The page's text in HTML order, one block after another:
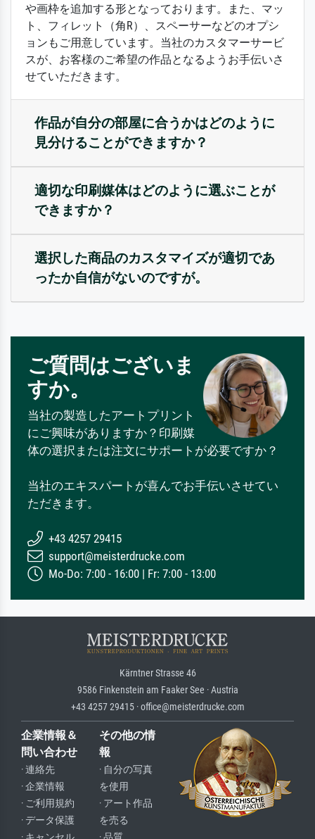
や画枠を追加する形となっております。また、マッ
ト、フィレット（角R）、スペーサーなどのオプシ
ョンもご用意しています。当社のカスタマーサービ
スが、お客様のご希望の作品となるようお手伝いさ
せていただきます。
作品が自分の部屋に合うかはどのように
見分けることができますか？
適切な印刷媒体はどのように選ぶことが
できますか？
選択した商品のカスタマイズが適切であ
ったか自信がないのですが。
ご質問はございま
すか。
当社の製造したアートプリント
にご興味がありますか？印刷媒
体の選択または注文にサポートが必要ですか？
当社のエキスパートが喜んでお手伝いさせてい
ただきます。
+43 4257 29415
support@meisterdrucke.com
Mo-Do: 7:00 - 16:00 | Fr: 7:00 - 13:00
Kärntner Strasse 46
9586 Finkenstein am Faaker See · Austria
+43 4257 29415 · office@meisterdrucke.com
企業情報＆
問い合わせ
· 連絡先
· 企業情報
· ご利用規約
· データ保護
その他の情
報
· 自分の写真
を使用
· アート作品
を売る